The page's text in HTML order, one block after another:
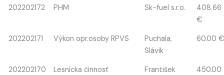
202202172 PHM Sk-fuel s.r.o.
408.66
€
202202171
Výkon opr.osoby RPVS
Puchala,
Slávik
60.00
202202170 Lesnícka činnosť
František
450.00